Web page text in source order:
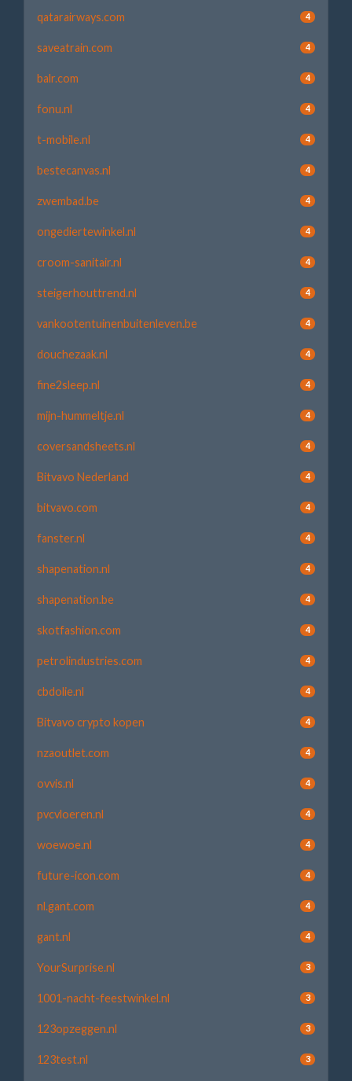
qatarairways.com 4
saveatrain.com 4
balr.com 4
fonu.nl 4
t-mobile.nl 4
bestecanvas.nl 4
zwembad.be 4
ongediertewinkel.nl 4
croom-sanitair.nl 4
steigerhouttrend.nl 4
vankootentuinenbuitenleven.be 4
douchezaak.nl 4
fine2sleep.nl 4
mijn-hummeltje.nl 4
coversandsheets.nl 4
Bitvavo Nederland 4
bitvavo.com 4
fanster.nl 4
shapenation.nl 4
shapenation.be 4
skotfashion.com 4
petrolindustries.com 4
cbdolie.nl 4
Bitvavo crypto kopen 4
nzaoutlet.com 4
ovvis.nl 4
pvcvloeren.nl 4
woewoe.nl 4
future-icon.com 4
nl.gant.com 4
gant.nl 4
YourSurprise.nl 3
1001-nacht-feestwinkel.nl 3
123opzeggen.nl 3
123test.nl 3